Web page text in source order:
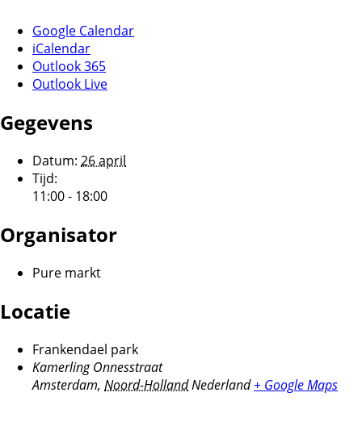
Google Calendar
iCalendar
Outlook 365
Outlook Live
Gegevens
Datum: 26 april
Tijd:
11:00 - 18:00
Organisator
Pure markt
Locatie
Frankendael park
Kamerling Onnesstraat
Amsterdam, Noord-HollandNederland + Google Maps